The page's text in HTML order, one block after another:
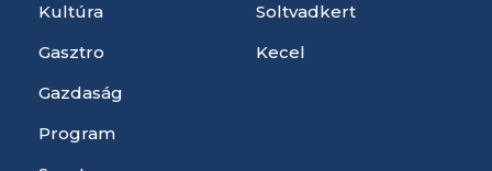
Kultúra
Gasztro
Gazdaság
Program
Soltvadkert
Kecel